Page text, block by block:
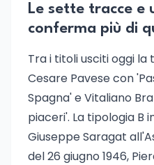
Le sette tracce e
conferma più di
Tra i titoli usciti oggi
Cesare Pavese con
Spagna' e Vitaliano
piaceri'. La tipologia B
Giuseppe Saragat
del 26 giugno 1946,